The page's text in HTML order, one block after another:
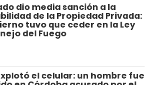
dio media sanción a la
de la Propiedad Privada:
tuvo que ceder en la Ley
del Fuego
el celular: un hombre fue